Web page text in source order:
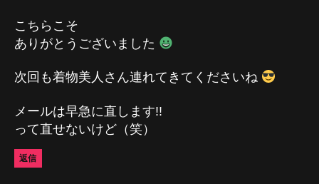
こちらこそ
ありがとうございました
次回も着物美人さん連れてきてくださいね
メールは早急に直します!!
って直せないけど（笑）
返信